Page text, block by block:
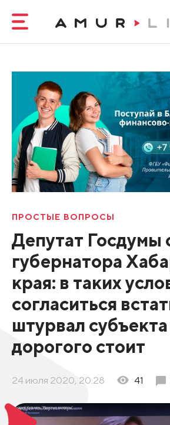
ПРОСТЫЕ ВОПРОСЫ
Депутат Госдумы
губернатора
края: в таких
согласиться
штурвал субъекта
дорогого стоит
24 июля 2020, 20:28 41